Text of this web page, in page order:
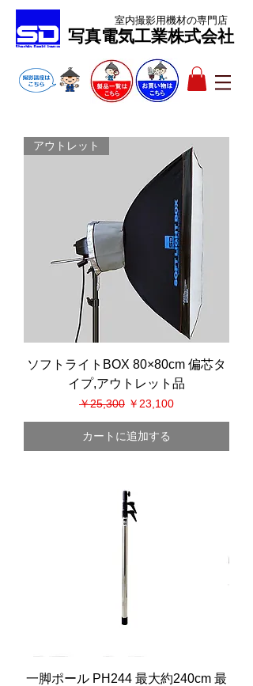
​写真電気工業株式会社
室内撮影用機材の専門店
アウトレット
ソフトライトBOX 80×80cm 偏芯タ
イプ,アウトレット品
通常価格
￥25,300 セール価格
￥23,100
カートに追加する
一脚ポール PH244 最大約240cm 最